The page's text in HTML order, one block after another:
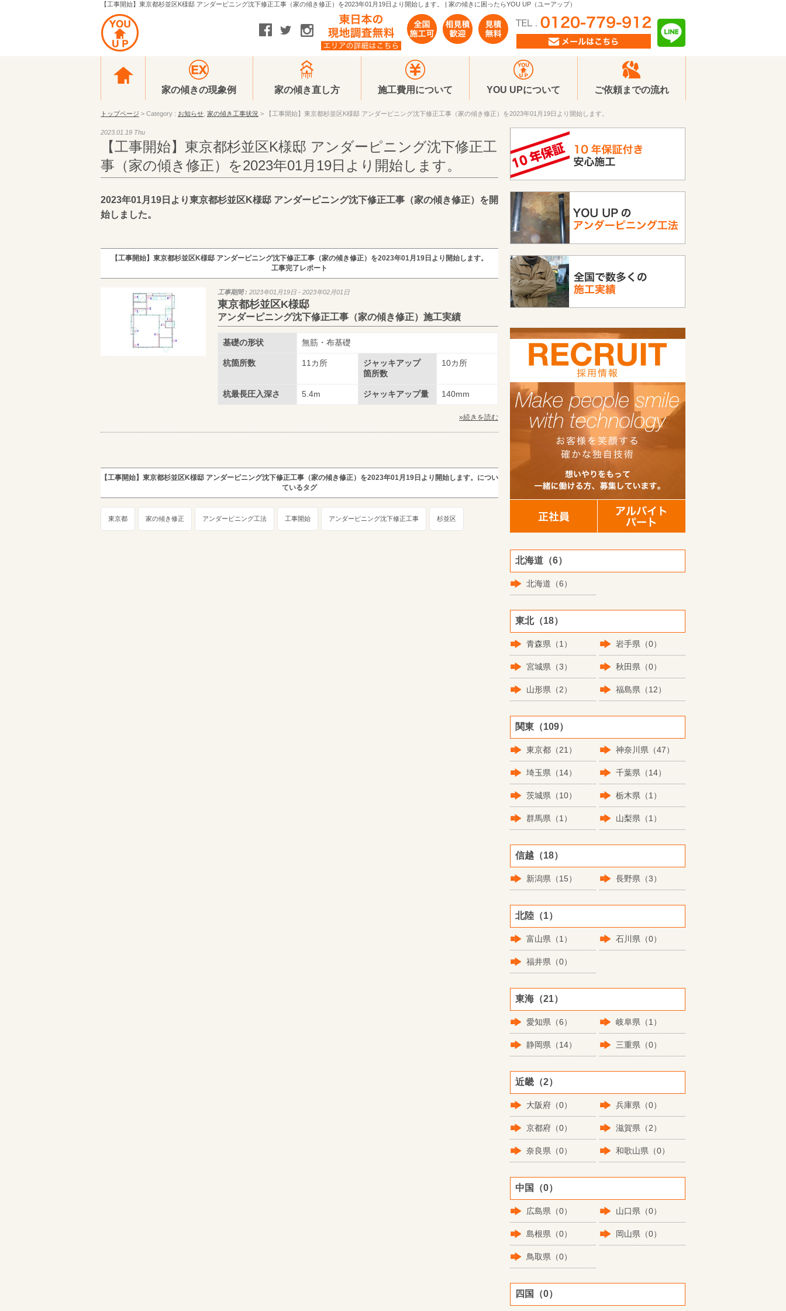
【工事開始】東京都杉並区K様邸 アンダーピニング沈下修正工事（家の傾き修正）を2023年01月19日より開始します。 | 家の傾きに困ったらYOU UP（ユーアップ）
家の傾きの現象例 家の傾き直し方 施工費用について YOU UPについて ご依頼までの流れ
トップページ > Category : お知らせ 家の傾き工事状況 > 【工事開始】東京都杉並区K様邸 アンダーピニング沈下修正工事（家の傾き修正）を2023年01月19日より開始します。
2023.01.19 Thu
【工事開始】東京都杉並区K様邸 アンダーピニング沈下修正工
事（家の傾き修正）を2023年01月19日より開始します。
2023年01月19日より東京都杉並区K様邸 アンダーピニング沈下修正工事（家の傾き修正）を開
始しました。
【工事開始】東京都杉並区K様邸 アンダーピニング沈下修正工事（家の傾き修正）を2023年01月19日より開始します。
工事完了レポート
工事期間 : 2023年01月19日 - 2023年02月01日
東京都杉並区K様邸
アンダーピニング沈下修正工事（家の傾き修正）施工実績
基礎の形状 無筋・布基礎
杭箇所数 11カ所
ジャッキアップ
箇所数
10カ所
杭最長圧入深さ 5.4m ジャッキアップ量 140mm
»続きを読む
【工事開始】東京都杉並区K様邸 アンダーピニング沈下修正工事（家の傾き修正）を2023年01月19日より開始します。につい
ているタグ
東京都 家の傾き修正 アンダーピニング工法 工事開始 アンダーピニング沈下修正工事 杉並区
北海道（6）
北海道（6）
東北（18）
青森県（1） 岩手県（0）
宮城県（3） 秋田県（0）
山形県（2） 福島県（12）
関東（109）
東京都（21） 神奈川県（47）
埼玉県（14） 千葉県（14）
茨城県（10） 栃木県（1）
群馬県（1） 山梨県（1）
信越（18）
新潟県（15） 長野県（3）
北陸（1）
富山県（1） 石川県（0）
福井県（0）
東海（21）
愛知県（6） 岐阜県（1）
静岡県（14） 三重県（0）
近畿（2）
大阪府（0） 兵庫県（0）
京都府（0） 滋賀県（2）
奈良県（0） 和歌山県（0）
中国（0）
広島県（0） 山口県（0）
島根県（0） 岡山県（0）
鳥取県（0）
四国（0）